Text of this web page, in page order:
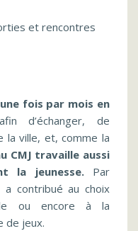
et rencontres
une fois par mois en
d’échanger, de
la ville, et, comme la
CMJ travaille aussi
la jeunesse. Par
a contribué au choix
ou encore à la
de jeux.